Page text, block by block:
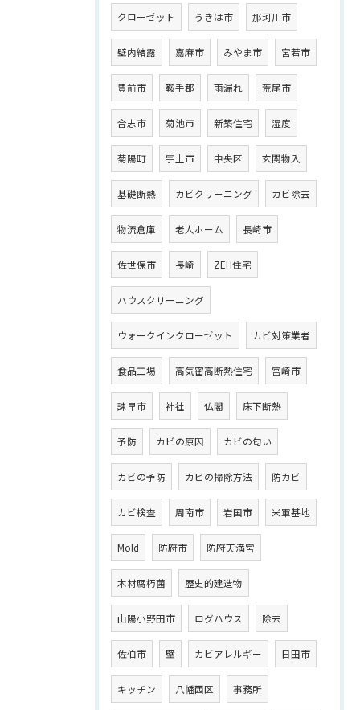
クローゼット うきは市 那珂川市
壁内結露 嘉麻市 みやま市 宮若市
豊前市 鞍手郡 雨漏れ 荒尾市
合志市 菊池市 新築住宅 湿度
菊陽町 宇土市 中央区 玄関物入
基礎断熱 カビクリーニング カビ除去
物流倉庫 老人ホーム 長崎市
佐世保市 長崎 ZEH住宅
ハウスクリーニング
ウォークインクローゼット カビ対策業者
食品工場 高気密高断熱住宅 宮崎市
諫早市 神社 仏閣 床下断熱
予防 カビの原因 カビの匂い
カビの予防 カビの掃除方法 防カビ
カビ検査 周南市 岩国市 米軍基地
Mold 防府市 防府天満宮
木材腐朽菌 歴史的建造物
山陽小野田市 ログハウス 除去
佐伯市 壁 カビアレルギー 日田市
キッチン 八幡西区 事務所